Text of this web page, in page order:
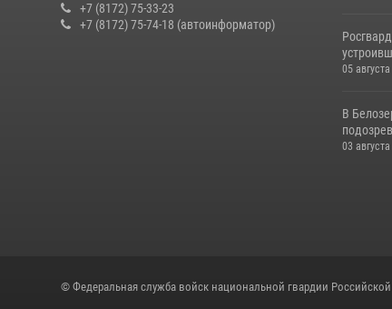
+7 (8172) 75-33-23
+7 (8172) 75-74-18 (автоинформатор)
05
В
03
© Федеральная служба войск национальной гвардии